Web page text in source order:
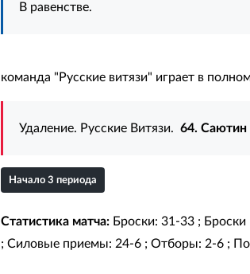
В равенстве.
команда "Русские витязи" играет в
Удаление. Русские Витязи. 64. Саютин
Начало 3 периода
Статистика матча:Броски: 31-33 ; Броски
; Силовые приемы: 24-6 ; Отборы: 2-6 ;